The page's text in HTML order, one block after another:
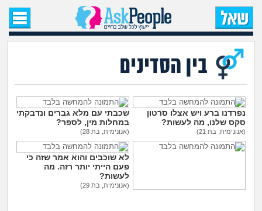
עמוד הבית
שאלות חדשות
שאלות שעוררו עניין
עצות חדשות
מה קורה כאן?
בין הסדינים
נפרדנו ברע ויש אצלו סרטון
סקס שלנו, מה לעשות?
(אנונימית, בת 21)
שכבתי עם מלא גברים ונדבקתי
במחלות מין, לספר?
(אנונימית, בת 28)
לא שוכבים והוא אמר שזה כי
פעם הייתי יותר רזה. מה
לעשות?
(אנונימית, בת 29)